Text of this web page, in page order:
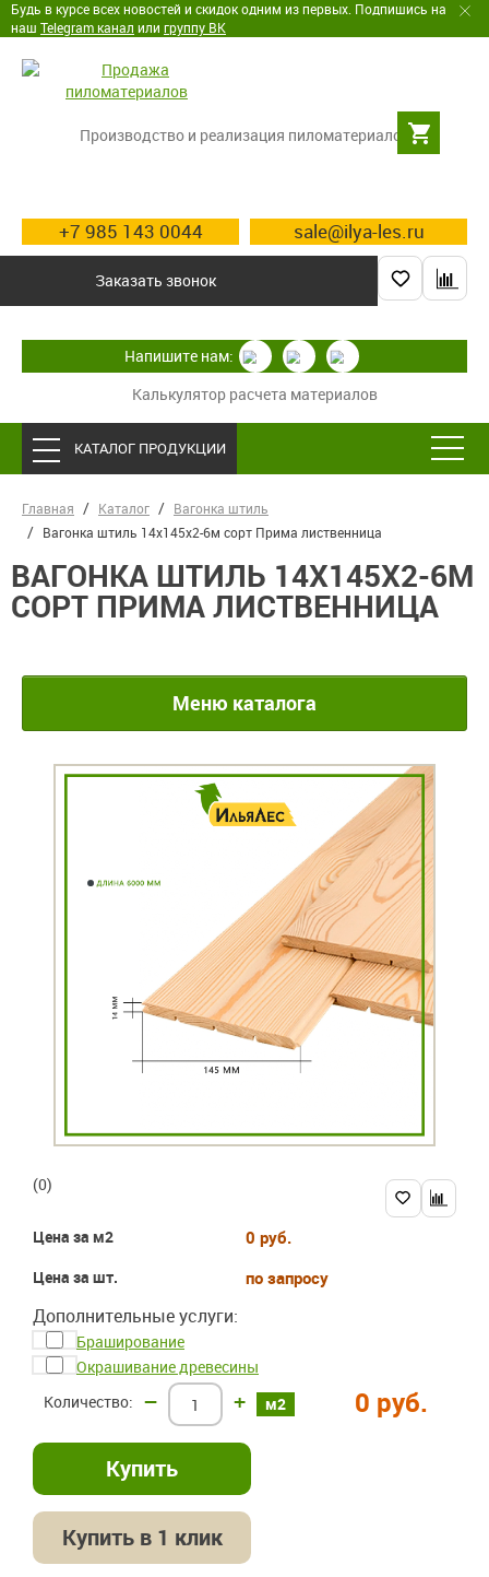
Будь в курсе всех новостей и скидок одним из первых. Подпишись на
наш Telegram канал или группу ВК
Производство и реализация пиломатериалов
+7 985 143 0044 sale@ilya-les.ru
Заказать звонок
Калькулятор расчета материалов
Напишите нам:
КАТАЛОГ ПРОДУКЦИИ
Главная Каталог
Вагонка штиль
Вагонка штиль 14х145х2-6м сорт Прима лиственница
ВАГОНКА ШТИЛЬ 14Х145Х2-6М
СОРТ ПРИМА ЛИСТВЕННИЦА
Меню каталога
(0)
Цена за м2 0 руб.
Цена за шт. по запросу
Дополнительные услуги:
Браширование
Окрашивание древесины
м2
– + 0 руб.
Купить в 1 клик